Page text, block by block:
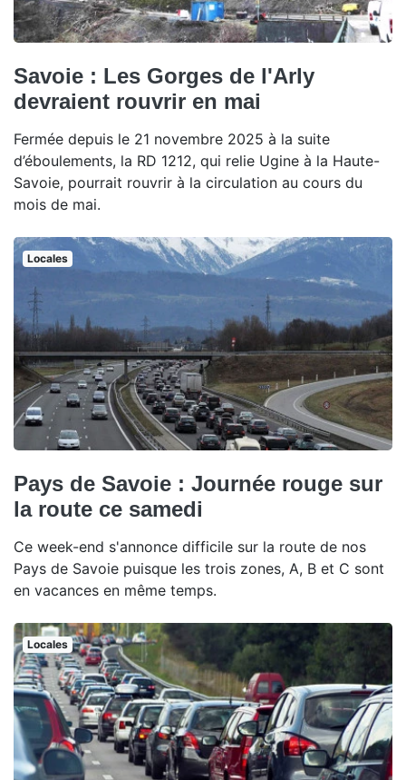
Savoie : Les Gorges de l'Arly
devraient rouvrir en mai
Fermée depuis le 21 novembre 2025 à la suite
d’éboulements, la RD 1212, qui relie Ugine à la Haute-
Savoie, pourrait rouvrir à la circulation au cours du
mois de mai.
Locales
Pays de Savoie : Journée rouge sur
la route ce samedi
Ce week-end s'annonce difficile sur la route de nos
Pays de Savoie puisque les trois zones, A, B et C sont
en vacances en même temps.
Locales